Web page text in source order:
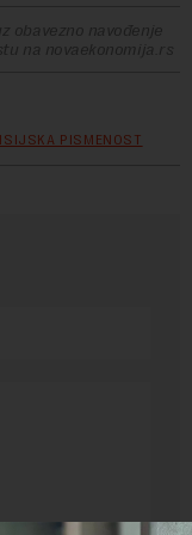
obavezno navođenje
na novaekonomija.rs
PISMENOST